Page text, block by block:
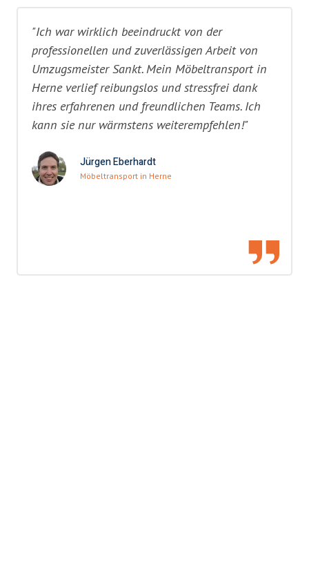
"Ich war wirklich beeindruckt von der
professionellen und zuverlässigen Arbeit von
Umzugsmeister Sankt. Mein Möbeltransport in
Herne verlief reibungslos und stressfrei dank
ihres erfahrenen und freundlichen Teams. Ich
kann sie nur wärmstens weiterempfehlen!"
Jürgen Eberhardt
Möbeltransport in Herne